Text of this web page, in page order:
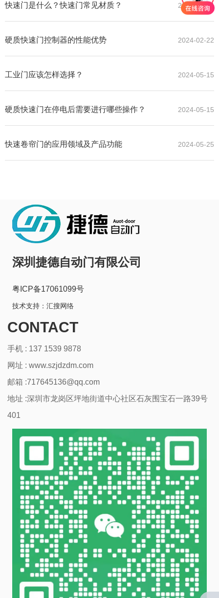
2024-01-04
快速门是什么？快速门常见材质？
2024-02-22
硬质快速门控制器的性能优势
2024-05-15
工业门应该怎样选择？
2024-05-15
硬质快速门在停电后需要进行哪些操作？
2024-05-25
快速卷帘门的应用领域及产品功能
深圳捷德自动门有限公司
粤ICP备17061099号
技术支持： 汇搜网络
CONTACT
手机 : 137 1539 9878
网址 : www.szjdzdm.com
邮箱 :717645136@qq.com
地址 :深圳市龙岗区坪地街道中心社区石灰围宝石一路39号
401